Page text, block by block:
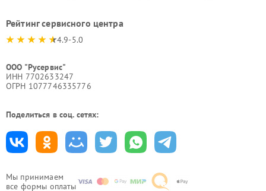
Мы принимаем
все формы оплаты
Рейтинг сервисного центра
4.9-5.0
ООО "Русервис"
ИНН 7702633247
ОГРН 1077746335776
Поделиться в соц. сетях: